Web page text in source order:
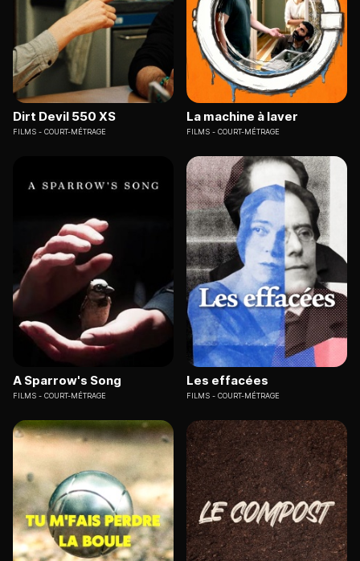
Dirt Devil 550 XS
FILMS COURT-MÉTRAGE
La machine à laver
FILMS COURT-MÉTRAGE
A Sparrow's Song
FILMS COURT-MÉTRAGE
Les effacées
FILMS COURT-MÉTRAGE